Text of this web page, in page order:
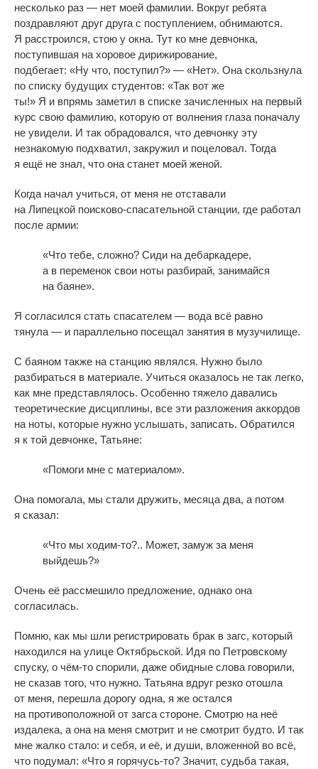
несколько раз — нет моей фамилии. Вокруг ребята
поздравляют друг друга с поступлением, обнимаются.
Я расстроился, стою у окна. Тут ко мне девчонка,
поступившая на хоровое дирижирование,
подбегает: «Ну что, поступил?» — «Нет». Она скользнула
по списку будущих студентов: «Так вот же
ты!» Я и впрямь заметил в списке зачисленных на первый
курс свою фамилию, которую от волнения глаза поначалу
не увидели. И так обрадовался, что девчонку эту
незнакомую подхватил, закружил и поцеловал. Тогда
я ещё не знал, что она станет моей женой.
Когда начал учиться, от меня не отставали
на Липецкой поисково-спасательной станции, где работал
после армии:
«Что тебе, сложно? Сиди на дебаркадере,
а в переменок свои ноты разбирай, занимайся
на баяне».
Я согласился стать спасателем — вода всё равно
тянула — и параллельно посещал занятия в музучилище.
С баяном также на станцию являлся. Нужно было
разбираться в материале. Учиться оказалось не так легко,
как мне представлялось. Особенно тяжело давались
теоретические дисциплины, все эти разложения аккордов
на ноты, которые нужно услышать, записать. Обратился
я к той девчонке, Татьяне:
«Помоги мне с материалом».
Она помогала, мы стали дружить, месяца два, а потом
я сказал:
«Что мы ходим-то?.. Может, замуж за меня
выйдешь?»
Очень её рассмешило предложение, однако она
согласилась.
Помню, как мы шли регистрировать брак в загс, который
находился на улице Октябрьской. Идя по Петровскому
спуску, о чём-то спорили, даже обидные слова говорили,
не сказав того, что нужно. Татьяна вдруг резко отошла
от меня, перешла дорогу одна, я же остался
на противоположной от загса стороне. Смотрю на неё
издалека, а она на меня смотрит и не смотрит будто. И так
мне жалко стало: и себя, и её, и души, вложенной во всё,
что подумал: «Что я горячусь-то? Значит, судьба такая,